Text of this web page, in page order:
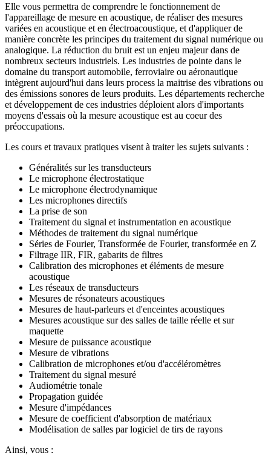
Elle vous permettra de comprendre le fonctionnement de
l'appareillage de mesure en acoustique, de réaliser des mesures
variées en acoustique et en électroacoustique, et d'appliquer de
manière concrète les principes du traitement du signal numérique ou
analogique. La réduction du bruit est un enjeu majeur dans de
nombreux secteurs industriels. Les industries de pointe dans le
domaine du transport automobile, ferroviaire ou aéronautique
intègrent aujourd'hui dans leurs process la maitrise des vibrations ou
des émissions sonores de leurs produits. Les départements recherche
et développement de ces industries déploient alors d'importants
moyens d'essais où la mesure acoustique est au coeur des
préoccupations.
Les cours et travaux pratiques visent à traiter les sujets suivants :
Généralités sur les transducteurs
Le microphone électrostatique
Le microphone électrodynamique
Les microphones directifs
La prise de son
Traitement du signal et instrumentation en acoustique
Méthodes de traitement du signal numérique
Séries de Fourier, Transformée de Fourier, transformée en Z
Filtrage IIR, FIR, gabarits de filtres
Calibration des microphones et éléments de mesure
acoustique
Les réseaux de transducteurs
Mesures de résonateurs acoustiques
Mesures de haut-parleurs et d'enceintes acoustiques
Mesures acoustique sur des salles de taille réelle et sur
maquette
Mesure de puissance acoustique
Mesure de vibrations
Calibration de microphones et/ou d'accéléromètres
Traitement du signal mesuré
Audiométrie tonale
Propagation guidée
Mesure d'impédances
Mesure de coefficient d'absorption de matériaux
Modélisation de salles par logiciel de tirs de rayons
Ainsi, vous :